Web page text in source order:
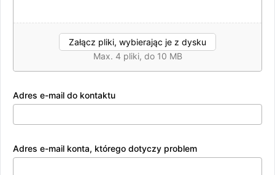
Załącz pliki, wybierając je z dysku
Max. 4 pliki, do 10 MB
Maksymalnie możesz dodać 4 pliki.
Adres e-mail do kontaktu
Adres e-mail konta, którego dotyczy problem